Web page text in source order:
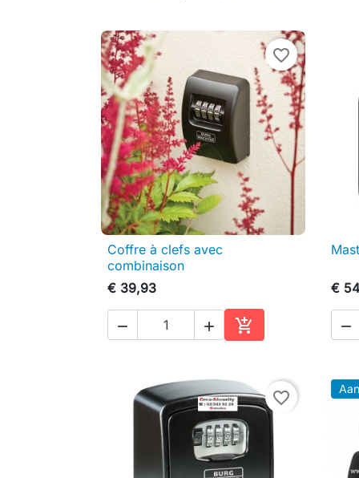
favorite_border
 Snel bekijken
Coffre à clefs avec
combinaison
€ 39,93
  
In winkelwagen
€

favorite_border